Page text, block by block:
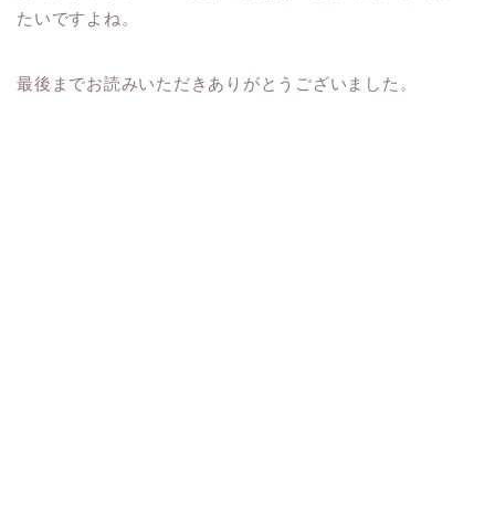
たいですよね。
最後までお読みいただきありがとうございました。